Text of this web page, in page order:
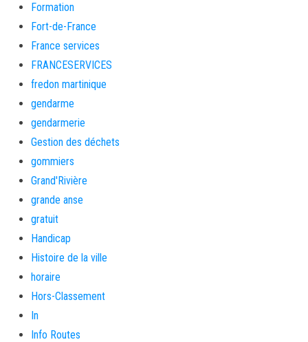
Formation
Fort-de-France
France services
FRANCESERVICES
fredon martinique
gendarme
gendarmerie
Gestion des déchets
gommiers
Grand'Rivière
grande anse
gratuit
Handicap
Histoire de la ville
horaire
Hors-Classement
In
Info Routes